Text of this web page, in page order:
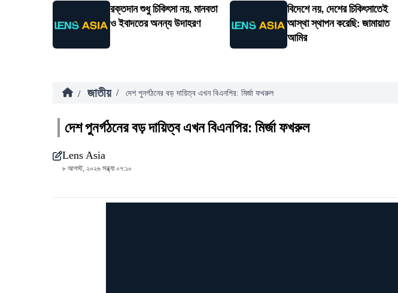
রক্তদান শুধু চিকিৎসা নয়, মানবতা
ও ইবাদতের অনন্য উদাহরণ
বিদেশে নয়, দেশের চিকিৎসাতেই
আস্থা স্থাপন করেছি: জামায়াত
আমির
/ জাতীয় / দেশ পুনর্গঠনের বড় দায়িত্ব এখন বিএনপির: মির্জা ফখরুল
দেশ পুনর্গঠনের বড় দায়িত্ব এখন বিএনপির: মির্জা ফখরুল
Lens Asia
৮ আগস্ট, ২০২৬ সন্ধ্যা ০৭:১০